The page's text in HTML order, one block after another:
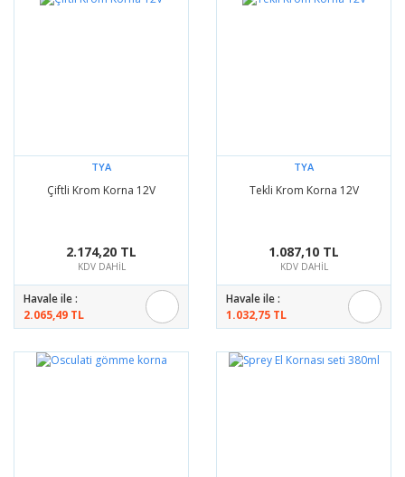
TYA
Çiftli Krom Korna 12V
2.174,20 TL
KDV DAHİL
Havale ile :
2.065,49 TL
TYA
Tekli Krom Korna 12V
1.087,10 TL
KDV DAHİL
Havale ile :
1.032,75 TL